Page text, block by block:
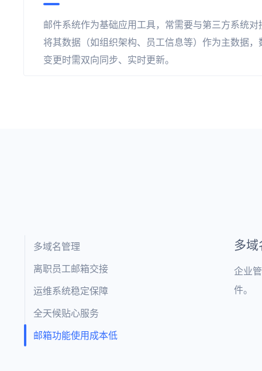
邮件系统作为基础应用工具，常需要与第三方系统对
将其数据（如组织架构、员工信息等）作为主数据，
变更时需双向同步、实时更新。
多域名管理
离职员工邮箱交接
运维系统稳定保障
全天候贴心服务
邮箱功能使用成本低
多
企业
件。